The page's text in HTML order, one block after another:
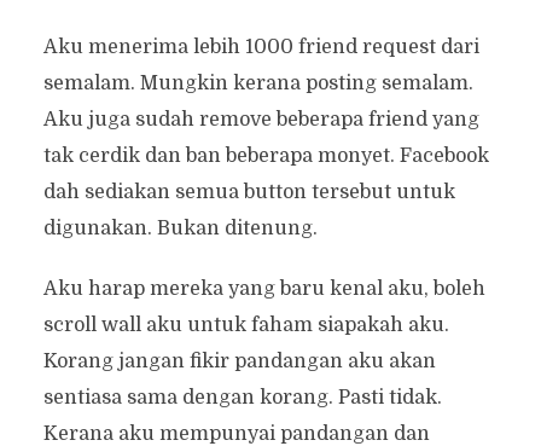
Aku menerima lebih 1000 friend request dari
semalam. Mungkin kerana posting semalam.
Aku juga sudah remove beberapa friend yang
tak cerdik dan ban beberapa monyet. Facebook
dah sediakan semua button tersebut untuk
digunakan. Bukan ditenung.
Aku harap mereka yang baru kenal aku, boleh
scroll wall aku untuk faham siapakah aku.
Korang jangan fikir pandangan aku akan
sentiasa sama dengan korang. Pasti tidak.
Kerana aku mempunyai pandangan dan